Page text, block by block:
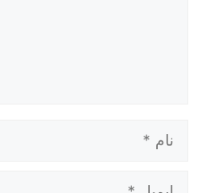
ایمیل